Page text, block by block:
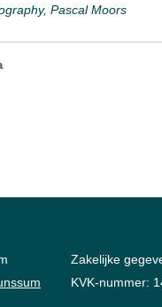
Pascal Moors
Zakelijke
KVK-nummer: